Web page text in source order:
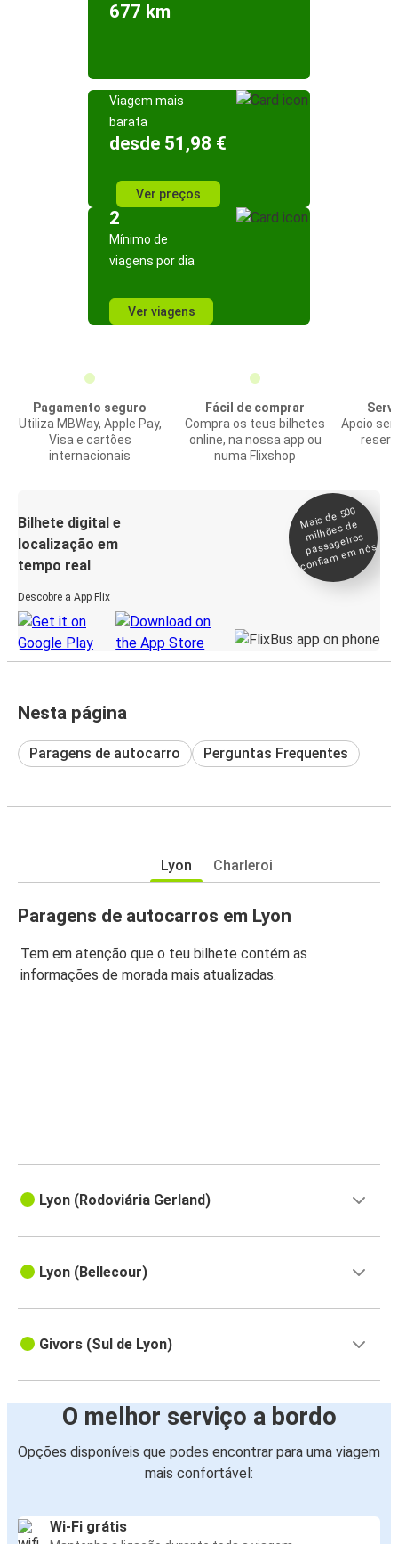
677 km
Viagem mais
barata
desde 51,98 €
Ver preços
2
Mínimo de
viagens por dia
Ver viagens
Pagamento seguro
Utiliza MBWay, Apple Pay,
Visa e cartões
internacionais
Fácil de comprar
Compra os teus bilhetes
online, na nossa app ou
numa Flixshop
Apoio
Bilhete digital e
localização em
tempo real
Descobre a App Flix
Mais de 500
milhões de
passageiros
confia
m e
m nós
Nesta página
Paragens de autocarro Perguntas Frequentes
Lyon Charleroi
Paragens de autocarros em Lyon
Tem em atenção que o teu bilhete contém as
informações de morada mais atualizadas.
Lyon (Rodoviária Gerland)
Lyon (Bellecour)
Givors (Sul de Lyon)
O melhor serviço a bordo
Opções disponíveis que podes encontrar para uma viagem
mais confortável:
Wi-Fi grátis